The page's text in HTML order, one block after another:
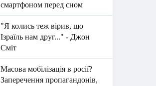
смартфоном перед сном
"Я колись теж вірив, що
Ізраїль нам друг..." - Джон
Сміт
Масова мобілізація в росії?
Заперечення пропагандонів,